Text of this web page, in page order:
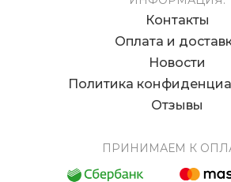
Контакты
Оплата и
Новости
Политика
Отзывы
ПРИНИМАЕМ К